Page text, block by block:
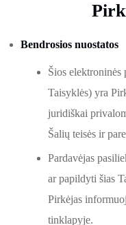
Bendrosios nuostatos
Šios elektroninės
Taisyklės) yra
juridiškai
Šalių teisės ir
Pardavėjas
ar papildyti šias
Pirkėjas
tinklapyje.